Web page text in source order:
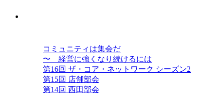
コミュニティは集会だ
〜 経営に強くなり続けるには
第16回 ザ・コア・ネットワーク シーズン2
第15回 店舗部会
第14回 西田部会